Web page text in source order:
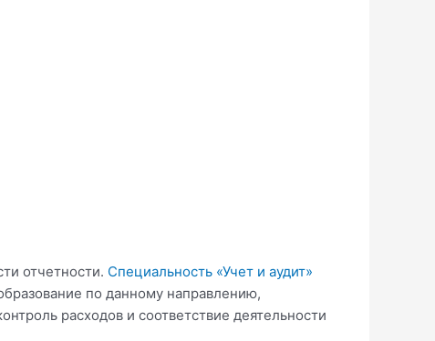
отчетности. Специальность «Учет и аудит»
по данному направлению,
расходов и соответствие деятельности